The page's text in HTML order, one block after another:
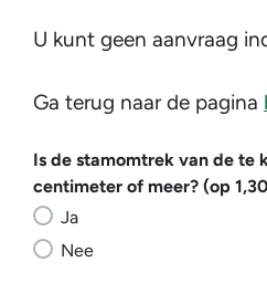
U kunt geen aanvraag
Ga terug naar de pagina
Is de stamomtrek van de
Is de stamomtrek van de te
centimeter of meer? (op
Ja
Nee